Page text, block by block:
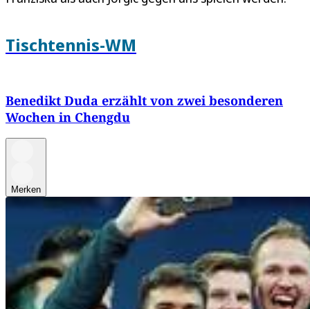
Tischtennis-WM
Benedikt Duda erzählt von zwei besonderen
Wochen in Chengdu
Merken